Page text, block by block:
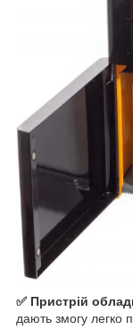
✅ Пристрій
дають змогу легко